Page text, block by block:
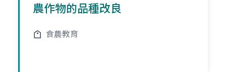
農作物的品種改良
食農教育